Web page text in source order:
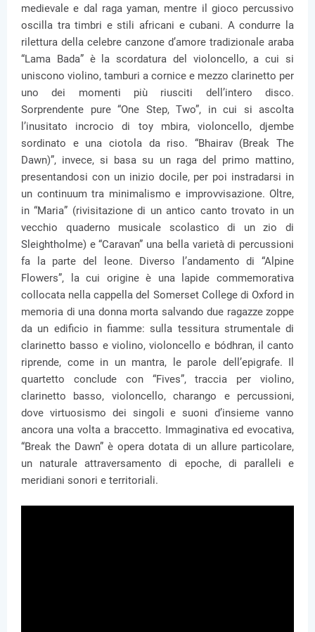
medievale e dal raga yaman, mentre il gioco percussivo
oscilla tra timbri e stili africani e cubani. A condurre la
rilettura della celebre canzone d’amore tradizionale araba
“Lama Bada” è la scordatura del violoncello, a cui si
uniscono violino, tamburi a cornice e mezzo clarinetto per
uno dei momenti più riusciti dell’intero disco.
Sorprendente pure “One Step, Two”, in cui si ascolta
l’inusitato incrocio di toy mbira, violoncello, djembe
sordinato e una ciotola da riso. “Bhairav (Break The
Dawn)”, invece, si basa su un raga del primo mattino,
presentandosi con un inizio docile, per poi instradarsi in
un continuum tra minimalismo e improvvisazione. Oltre,
in “Maria” (rivisitazione di un antico canto trovato in un
vecchio quaderno musicale scolastico di un zio di
Sleightholme) e “Caravan” una bella varietà di percussioni
fa la parte del leone. Diverso l’andamento di “Alpine
Flowers”, la cui origine è una lapide commemorativa
collocata nella cappella del Somerset College di Oxford in
memoria di una donna morta salvando due ragazze zoppe
da un edificio in fiamme: sulla tessitura strumentale di
clarinetto basso e violino, violoncello e bódhran, il canto
riprende, come in un mantra, le parole dell’epigrafe. Il
quartetto conclude con “Fives”, traccia per violino,
clarinetto basso, violoncello, charango e percussioni,
dove virtuosismo dei singoli e suoni d’insieme vanno
ancora una volta a braccetto. Immaginativa ed evocativa,
“Break the Dawn” è opera dotata di un allure particolare,
un naturale attraversamento di epoche, di paralleli e
meridiani sonori e territoriali.